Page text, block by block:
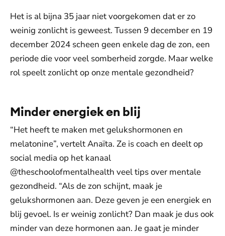
Het is al bijna 35 jaar niet voorgekomen dat er zo
weinig zonlicht is geweest. Tussen 9 december en 19
december 2024 scheen geen enkele dag de zon, een
periode die voor veel somberheid zorgde. Maar welke
rol speelt zonlicht op onze mentale gezondheid?
Minder energiek en blij
“Het heeft te maken met gelukshormonen en
melatonine”, vertelt Anaïta. Ze is coach en deelt op
social media op het kanaal
@theschoolofmentalhealth veel tips over mentale
gezondheid. “Als de zon schijnt, maak je
gelukshormonen aan. Deze geven je een energiek en
blij gevoel. Is er weinig zonlicht? Dan maak je dus ook
minder van deze hormonen aan. Je gaat je minder